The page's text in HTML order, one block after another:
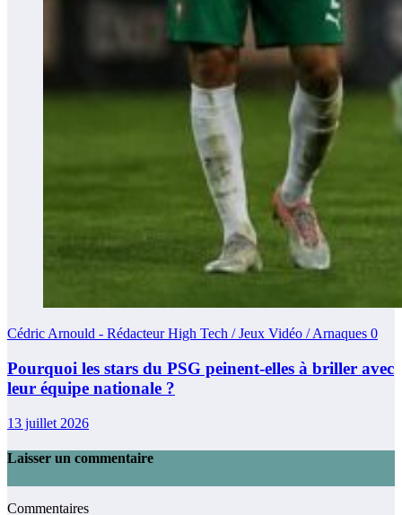
Cédric Arnould - Rédacteur High Tech / Jeux Vidéo / Arnaques 0
Pourquoi les stars du PSG peinent-elles à briller avec
leur équipe nationale ?
13 juillet 2026
Laisser un commentaire
Commentaires